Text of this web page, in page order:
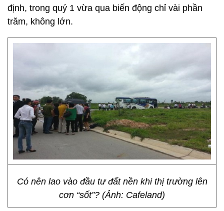
định, trong quý 1 vừa qua biến động chỉ vài phần
trăm, không lớn.
Có nên lao vào đầu tư đất nền khi thị trường lên
cơn “sốt”? (Ảnh: Cafeland)